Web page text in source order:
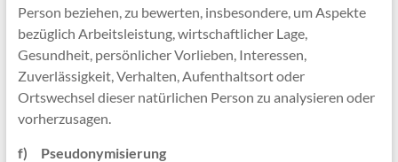
Person beziehen, zu bewerten, insbesondere, um Aspekte
bezüglich Arbeitsleistung, wirtschaftlicher Lage,
Gesundheit, persönlicher Vorlieben, Interessen,
Zuverlässigkeit, Verhalten, Aufenthaltsort oder
Ortswechsel dieser natürlichen Person zu analysieren oder
vorherzusagen.
f) Pseudonymisierung